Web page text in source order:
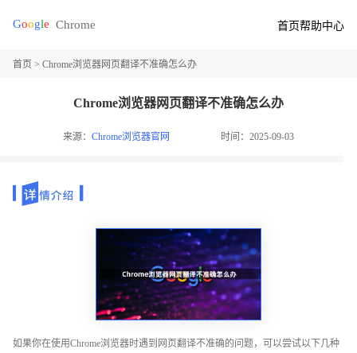
首页帮助中心
首页 > Chrome浏览器网页翻译不准确怎么办
Chrome浏览器网页翻译不准确怎么办
来源：Chrome浏览器官网 时间：2025-09-03
如果你在使用Chrome浏览器时遇到网页翻译不准确的问题，可以尝试以下几种